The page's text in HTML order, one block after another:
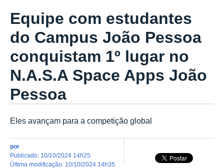
Equipe com estudantes
do Campus João Pessoa
conquistam 1º lugar no
N.A.S.A Space Apps João
Pessoa
Eles avançam para a competição global
por
publicado: 10/10/2024 14h25
última modificação: 10/10/2024 14h35